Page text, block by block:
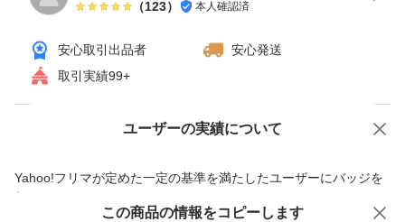
#明治
#タンパク質
#栄養補助
（123） 本人確認済
安心取引出品者
安心発送
取引実績99+
ユーザーの実績について
Yahoo!フリマが定めた一定の基準を満たしたユーザーにバッジを
付与しています
価格の相談 商品への質問
この商品の情報をコピーします
この商品をみている人にオススメ